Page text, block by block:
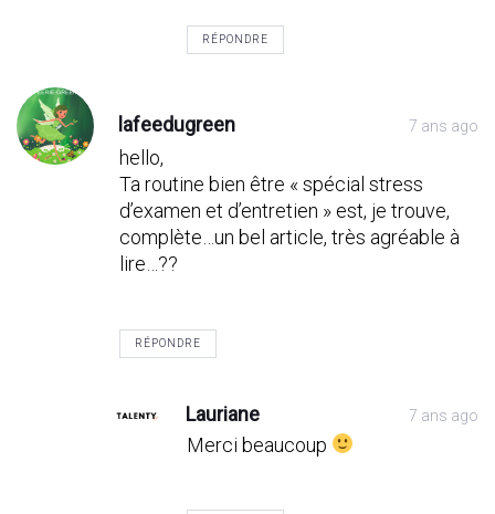
RÉPONDRE
lafeedugreen 7 ans ago
hello,
Ta routine bien être « spécial stress
d’examen et d’entretien » est, je trouve,
complète…un bel article, très agréable à
lire…??
RÉPONDRE
Lauriane 7 ans ago
Merci beaucoup